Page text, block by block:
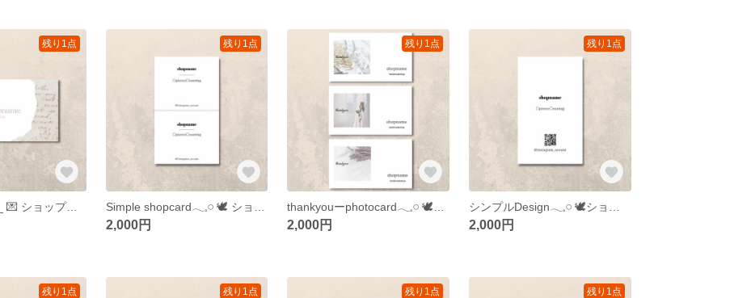
残り1点
Englishletter __ 💌 ショップカード アクセサリー台紙 名刺 サンキューカード
残り1点
2,000円
残り1点
2,000円
残り1点
2,000円
残り1点 残り1点 残り1点 残り1点